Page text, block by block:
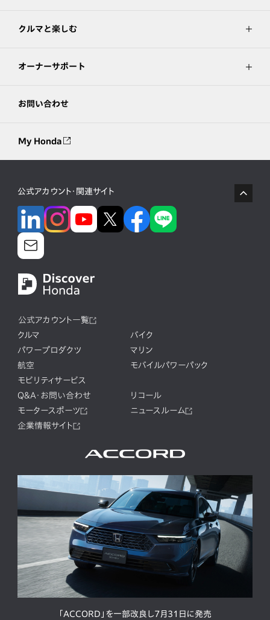
クルマと楽しむ
オーナーサポート
お問い合わせ
My Honda
公式アカウント・関連サイト
公式アカウント一覧
クルマ
バイク
パワープロダクツ
マリン
航空
モバイルパワーパック
モビリティサービス
Q&A・お問い合わせ
リコール
モータースポーツ
ニュースルーム
企業情報サイト
「ACCORD」を一部改良し7月31日に発売